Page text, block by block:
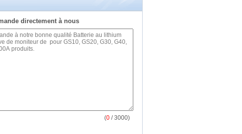
directement à nous
(0 / 3000)